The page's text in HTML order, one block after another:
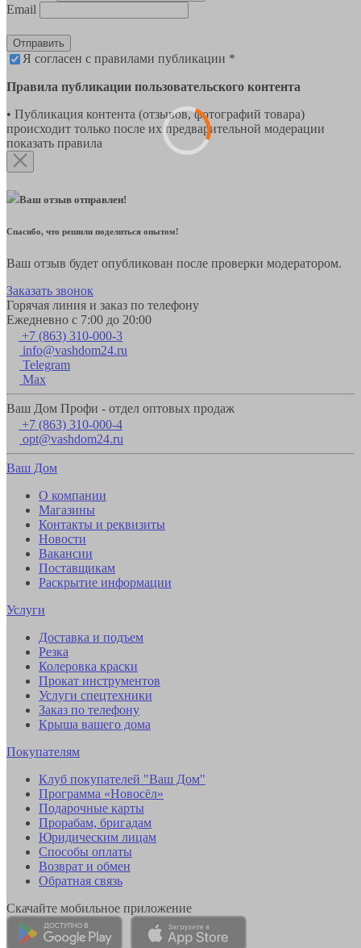
Email
Отправить
Я согласен с правилами публикации *
Правила публикации пользовательского контента
• Публикация контента (отзывов, фотографий товара)
происходит только после их предварительной модерации
показать правила
Ваш отзыв отправлен!
Спасибо, что решили поделиться опытом!
Ваш отзыв будет опубликован после проверки модератором.
Заказать звонок
Горячая линия и заказ по телефону
Ежедневно с 7:00 до 20:00
+7 (863) 310-000-3
info@vashdom24.ru
Telegram
Max
Ваш Дом Профи - отдел оптовых продаж
+7 (863) 310-000-4
opt@vashdom24.ru
Ваш Дом
О компании
Магазины
Контакты и реквизиты
Новости
Вакансии
Поставщикам
Раскрытие информации
Услуги
Доставка и подъем
Резка
Колеровка краски
Прокат инструментов
Услуги спецтехники
Заказ по телефону
Крыша вашего дома
Покупателям
Клуб покупателей "Ваш Дом"
Программа «Новосёл»
Подарочные карты
Прорабам, бригадам
Юридическим лицам
Способы оплаты
Возврат и обмен
Обратная связь
Скачайте мобильное приложение